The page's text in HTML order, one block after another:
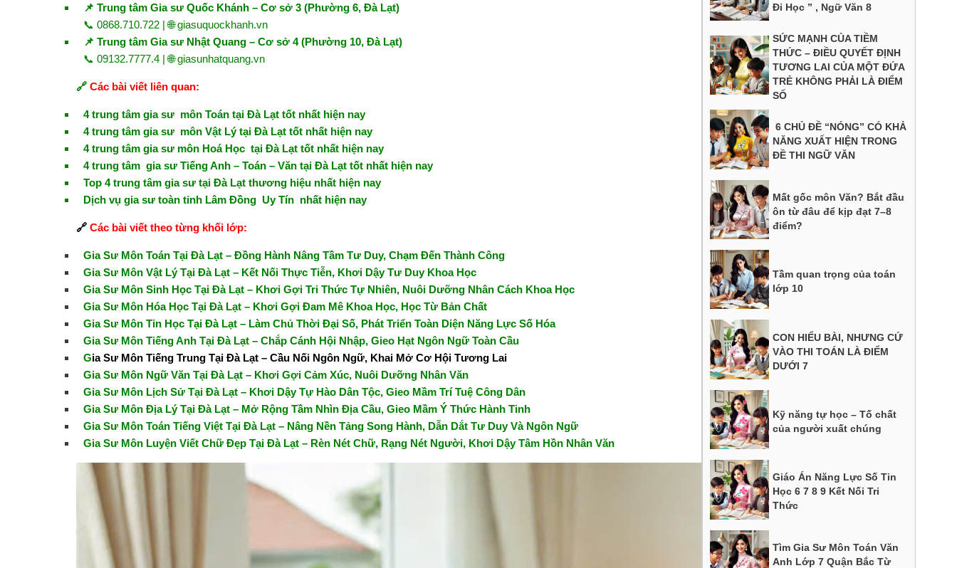
📌 Trung tâm Gia sư Quốc Khánh – Cơ sở 3 (Phường 6, Đà Lạt)
📞 0868.710.722 | 🌐giasuquockhanh.vn
📌 Trung tâm Gia sư Nhật Quang – Cơ sở 4 (Phường 10, Đà Lạt)
📞 09132.7777.4 | 🌐giasunhatquang.vn
🔗 Các bài viết liên quan:
4 trung tâm gia sư môn Toán tại Đà Lạt tốt nhất hiện nay
4 trung tâm gia sư môn Vật Lý tại Đà Lạt tốt nhất hiện nay
4 trung tâm gia sư môn Hoá Học tại Đà Lạt tốt nhất hiện nay
4 trung tâm gia sư Tiếng Anh – Toán – Văn tại Đà Lạt tốt nhất hiện nay
Top 4 trung tâm gia sư tại Đà Lạt thương hiệu nhất hiện nay
Dịch vụ gia sư toàn tỉnh Lâm Đồng Uy Tín nhất hiện nay
🔗 Các bài viết theo từng khối lớp:
Gia Sư Môn Toán Tại Đà Lạt – Đồng Hành Nâng Tầm Tư Duy, Chạm Đến Thành Công
Gia Sư Môn Vật Lý Tại Đà Lạt – Kết Nối Thực Tiễn, Khơi Dậy Tư Duy Khoa Học
Gia Sư Môn Sinh Học Tại Đà Lạt – Khơi Gợi Tri Thức Tự Nhiên, Nuôi Dưỡng Nhân Cách Khoa Học
Gia Sư Môn Hóa Học Tại Đà Lạt – Khơi Gợi Đam Mê Khoa Học, Học Từ Bản Chất
Gia Sư Môn Tin Học Tại Đà Lạt – Làm Chủ Thời Đại Số, Phát Triển Toàn Diện Năng Lực Số Hóa
Gia Sư Môn Tiếng Anh Tại Đà Lạt – Chắp Cánh Hội Nhập, Gieo Hạt Ngôn Ngữ Toàn Cầu
Gia Sư Môn Tiếng Trung Tại Đà Lạt – Cầu Nối Ngôn Ngữ, Khai Mở Cơ Hội Tương Lai
Gia Sư Môn Ngữ Văn Tại Đà Lạt – Khơi Gợi Cảm Xúc, Nuôi Dưỡng Nhân Văn
Gia Sư Môn Lịch Sử Tại Đà Lạt – Khơi Dậy Tự Hào Dân Tộc, Gieo Mầm Trí Tuệ Công Dân
Gia Sư Môn Địa Lý Tại Đà Lạt – Mở Rộng Tầm Nhìn Địa Cầu, Gieo Mầm Ý Thức Hành Tinh
Gia Sư Môn Toán Tiếng Việt Tại Đà Lạt – Nâng Nền Tảng Song Hành, Dẫn Dắt Tư Duy Và Ngôn Ngữ
Gia Sư Môn Luyện Viết Chữ Đẹp Tại Đà Lạt – Rèn Nét Chữ, Rạng Nét Người, Khơi Dậy Tâm Hồn Nhân Văn
Đi Học ” , Ngữ Văn 8
SỨC MẠNH CỦA TIỀM
THỨC – ĐIỀU QUYẾT ĐỊNH
TƯƠNG LAI CỦA MỘT ĐỨA
TRẺ KHÔNG PHẢI LÀ ĐIỂM
SỐ
6 CHỦ ĐỀ “NÓNG” CÓ KHẢ
NĂNG XUẤT HIỆN TRONG
ĐỀ THI NGỮ VĂN
Mất gốc môn Văn? Bắt đầu
ôn từ đâu để kịp đạt 7–8
điểm?
Tầm quan trọng của toán
lớp 10
CON HIỂU BÀI, NHƯNG CỨ
VÀO THI TOÁN LÀ ĐIỂM
DƯỚI 7
Kỹ năng tự học – Tố chất
của người xuất chúng
Giáo Án Năng Lực Số Tin
Học 6 7 8 9 Kết Nối Tri
Thức
Tìm Gia Sư Môn Toán Văn
Anh Lớp 7 Quận Bắc Từ